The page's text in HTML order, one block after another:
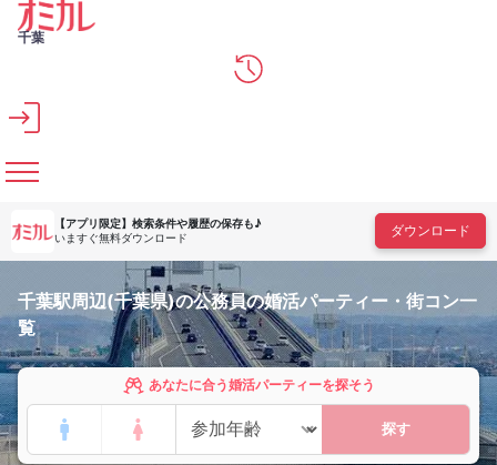
メインコンテンツへスキップ
千葉
【アプリ限定】 検索条件や履歴の保存も♪
いますぐ無料ダウンロード
ダウンロード
千葉駅周辺(千葉県)の公務員の婚活パーティー・街コン一
覧
あなたに合う婚活パーティーを探そう
探す